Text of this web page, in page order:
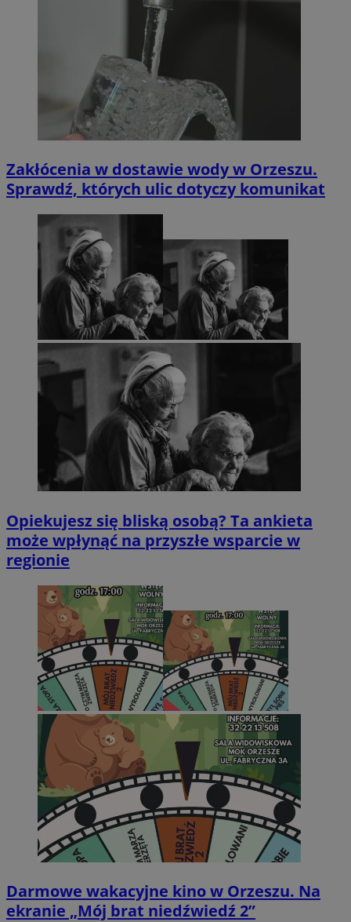
Zakłócenia w dostawie wody w Orzeszu.
Sprawdź, których ulic dotyczy komunikat
Opiekujesz się bliską osobą? Ta ankieta
może wpłynąć na przyszłe wsparcie w
regionie
Darmowe wakacyjne kino w Orzeszu. Na
ekranie „Mój brat niedźwiedź 2”